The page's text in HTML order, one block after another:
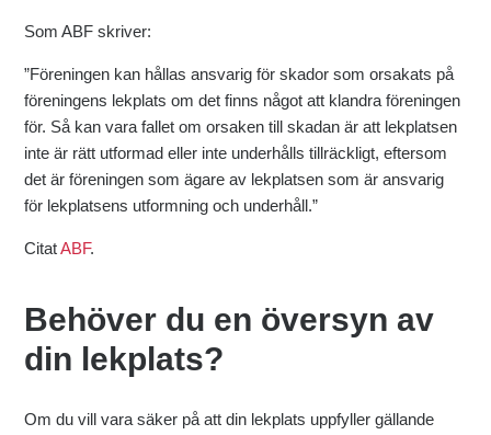
Som ABF skriver:
”Föreningen kan hållas ansvarig för skador som orsakats på
föreningens lekplats om det finns något att klandra föreningen
för. Så kan vara fallet om orsaken till skadan är att lekplatsen
inte är rätt utformad eller inte underhålls tillräckligt, eftersom
det är föreningen som ägare av lekplatsen som är ansvarig
för lekplatsens utformning och underhåll.”
CitatABF.
Behöver du en översyn av
din lekplats?
Om du vill vara säker på att din lekplats uppfyller gällande